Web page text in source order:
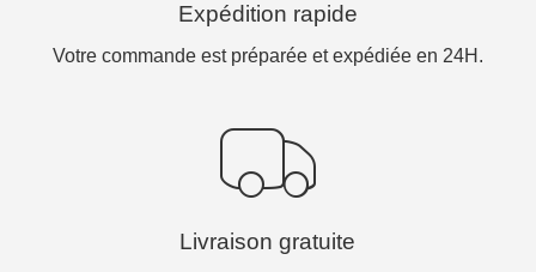
Expédition rapide
Votre commande est préparée et expédiée en 24H.
Livraison gratuite